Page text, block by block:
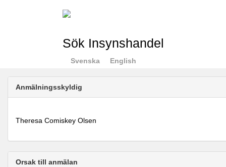
Sök Insynshandel
Svenska English
Anmälningsskyldig
Theresa Comiskey Olsen
Orsak till anmälan